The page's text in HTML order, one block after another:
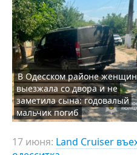
В Одесском районе
выезжала со двора и не
заметила сына: годовалый
мальчик погиб
17 июня: Land Cruiser